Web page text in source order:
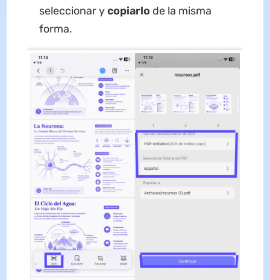
seleccionar ycopiarlo de la misma
forma.